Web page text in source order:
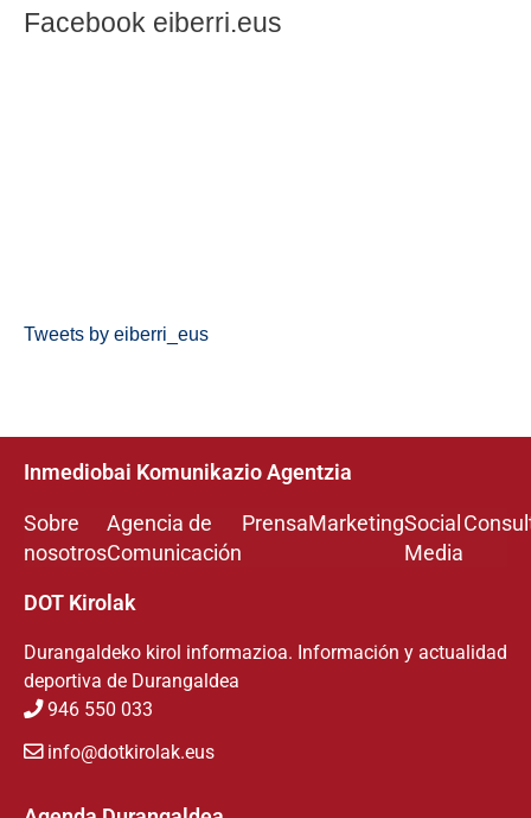
Facebook eiberri.eus
Tweets by eiberri_eus
Inmediobai Komunikazio Agentzia
Sobre
nosotros
Agencia de
Comunicación
PrensaMarketingSocial
Media
DOT Kirolak
Durangaldeko kirol informazioa. Información y actualidad
deportiva de Durangaldea
946 550 033
info@dotkirolak.eus